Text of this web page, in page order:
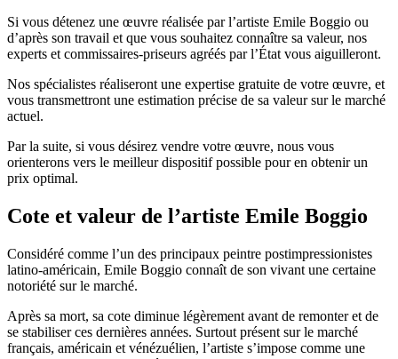
Si vous détenez une œuvre réalisée par l’artiste Emile Boggio ou
d’après son travail et que vous souhaitez connaître sa valeur, nos
experts et commissaires-priseurs agréés par l’État vous aiguilleront.
Nos spécialistes réaliseront une expertise gratuite de votre œuvre, et
vous transmettront une estimation précise de sa valeur sur le marché
actuel.
Par la suite, si vous désirez vendre votre œuvre, nous vous
orienterons vers le meilleur dispositif possible pour en obtenir un
prix optimal.
Cote et valeur de l’artiste Emile Boggio
Considéré comme l’un des principaux peintre postimpressionistes
latino-américain, Emile Boggio connaît de son vivant une certaine
notoriété sur le marché.
Après sa mort, sa cote diminue légèrement avant de remonter et de
se stabiliser ces dernières années. Surtout présent sur le marché
français, américain et vénézuélien, l’artiste s’impose comme une